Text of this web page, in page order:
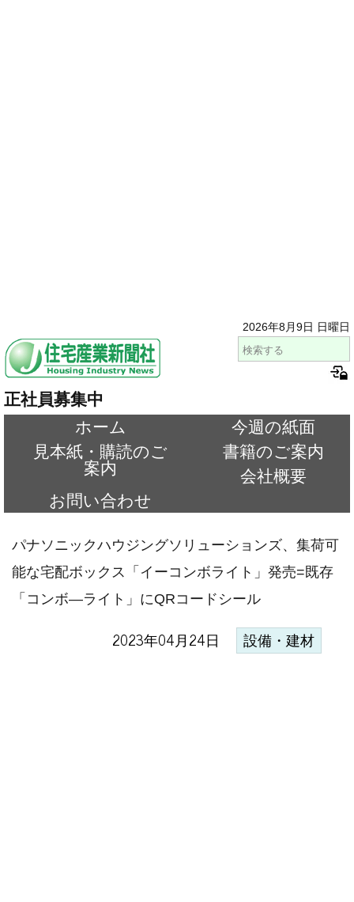
2026年8月9日 日曜日
正社員募集中
ホーム
今週の紙面
見本紙・購読のご
案内
書籍のご案内
会社概要
お問い合わせ
パナソニックハウジングソリューションズ、集荷可
能な宅配ボックス「イーコンボライト」発売=既存
「コンボ―ライト」にQRコードシール
2023年04月24日 設備・建材